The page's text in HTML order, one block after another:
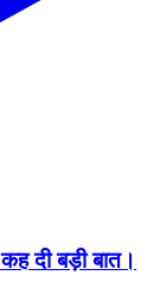
दी बड़ी बात।